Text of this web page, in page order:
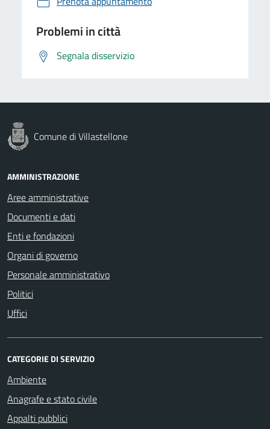
Problemi in città
Segnala disservizio
Comune di Villastellone
AMMINISTRAZIONE
Aree amministrative
Documenti e dati
Enti e fondazioni
Organi di governo
Personale amministrativo
Politici
Uffici
CATEGORIE DI SERVIZIO
Ambiente
Anagrafe e stato civile
Appalti pubblici